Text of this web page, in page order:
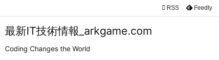
最新IT技術情報_arkgame.com
Coding Changes the World

 RSS Feedly